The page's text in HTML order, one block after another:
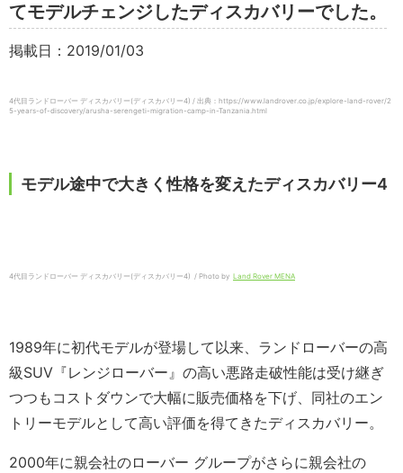
てモデルチェンジしたディスカバリーでした。
掲載日：2019/01/03
4代目ランドローバー ディスカバリー(ディスカバリー4) / 出典：https://www.landrover.co.jp/explore-land-rover/2
5-years-of-discovery/arusha-serengeti-migration-camp-in-Tanzania.html
モデル途中で大きく性格を変えたディスカバリー4
4代目ランドローバー ディスカバリー(ディスカバリー4) / Photo by Land Rover MENA
1989年に初代モデルが登場して以来、ランドローバーの高
級SUV『レンジローバー』の高い悪路走破性能は受け継ぎ
つつもコストダウンで大幅に販売価格を下げ、同社のエン
トリーモデルとして高い評価を得てきたディスカバリー。
2000年に親会社のローバー グループがさらに親会社の